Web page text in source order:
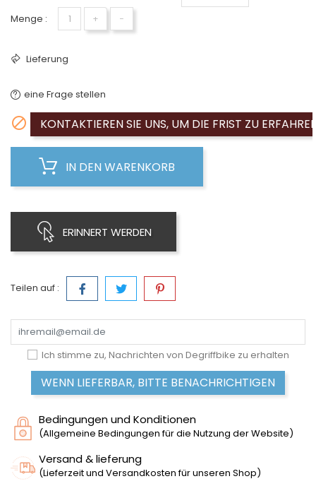
Menge : + −
Lieferung
eine Frage stellen
 KONTAKTIEREN SIE UNS, UM DIE FRIST ZU
IN DEN WARENKORB
ERINNERT WERDEN
Teilen auf :
Ich stimme zu, Nachrichten von Degriffbike zu erhalten
WENN LIEFERBAR, BITTE BENACHRICHTIGEN
Bedingungen und Konditionen
(Allgemeine Bedingungen für die Nutzung der Website)
Versand & lieferung
(Lieferzeit und Versandkosten für unseren Shop)